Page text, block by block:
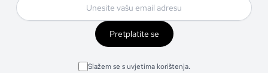
Pretplatite se
Slažem se s uvjetima korištenja.